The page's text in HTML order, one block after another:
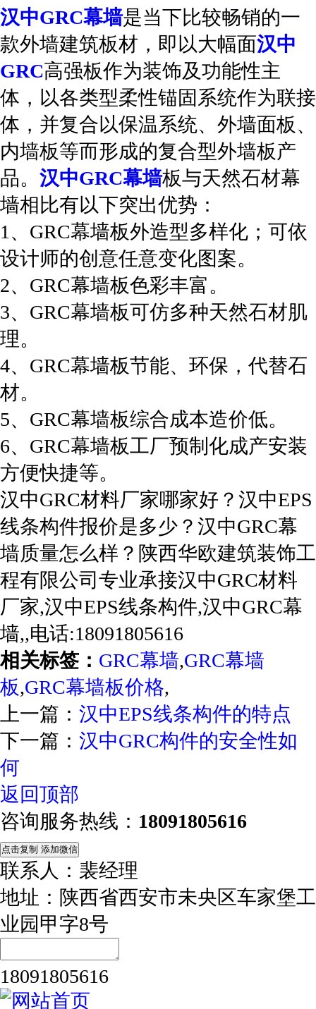
汉中GRC幕墙是当下比较畅销的一
款外墙建筑板材，即以大幅面汉中
GRC高强板作为装饰及功能性主
体，以各类型柔性锚固系统作为联接
体，并复合以保温系统、外墙面板、
内墙板等而形成的复合型外墙板产
品。 汉中GRC幕墙板与天然石材幕
墙相比有以下突出优势：
1、GRC幕墙板外造型多样化；可依
设计师的创意任意变化图案。
2、GRC幕墙板色彩丰富。
3、GRC幕墙板可仿多种天然石材肌
理。
4、GRC幕墙板节能、环保，代替石
材。
5、GRC幕墙板综合成本造价低。
6、GRC幕墙板工厂预制化成产安装
方便快捷等。
汉中GRC材料厂家哪家好？汉中EPS
线条构件报价是多少？汉中GRC幕
墙质量怎么样？陕西华欧建筑装饰工
程有限公司专业承接汉中GRC材料
厂家,汉中EPS线条构件,汉中GRC幕
墙,,电话:18091805616
相关标签： GRC幕墙,GRC幕墙
板,GRC幕墙板价格,
上一篇： 汉中EPS线条构件的特点
下一篇： 汉中GRC构件的安全性如
何
返回顶部
咨询服务热线： 18091805616
点击复制 添加微信
联系人：裴经理
地址：陕西省西安市未央区车家堡工
业园甲字8号
18091805616